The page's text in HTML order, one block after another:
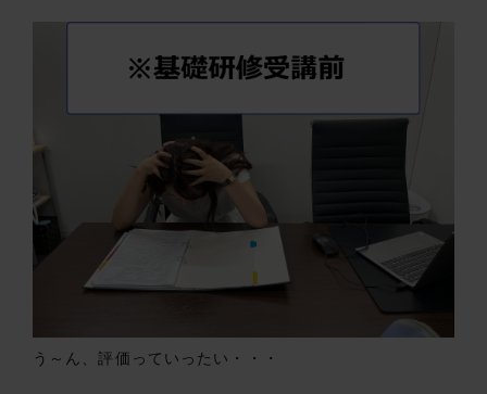
う～ん、評価っていったい・・・